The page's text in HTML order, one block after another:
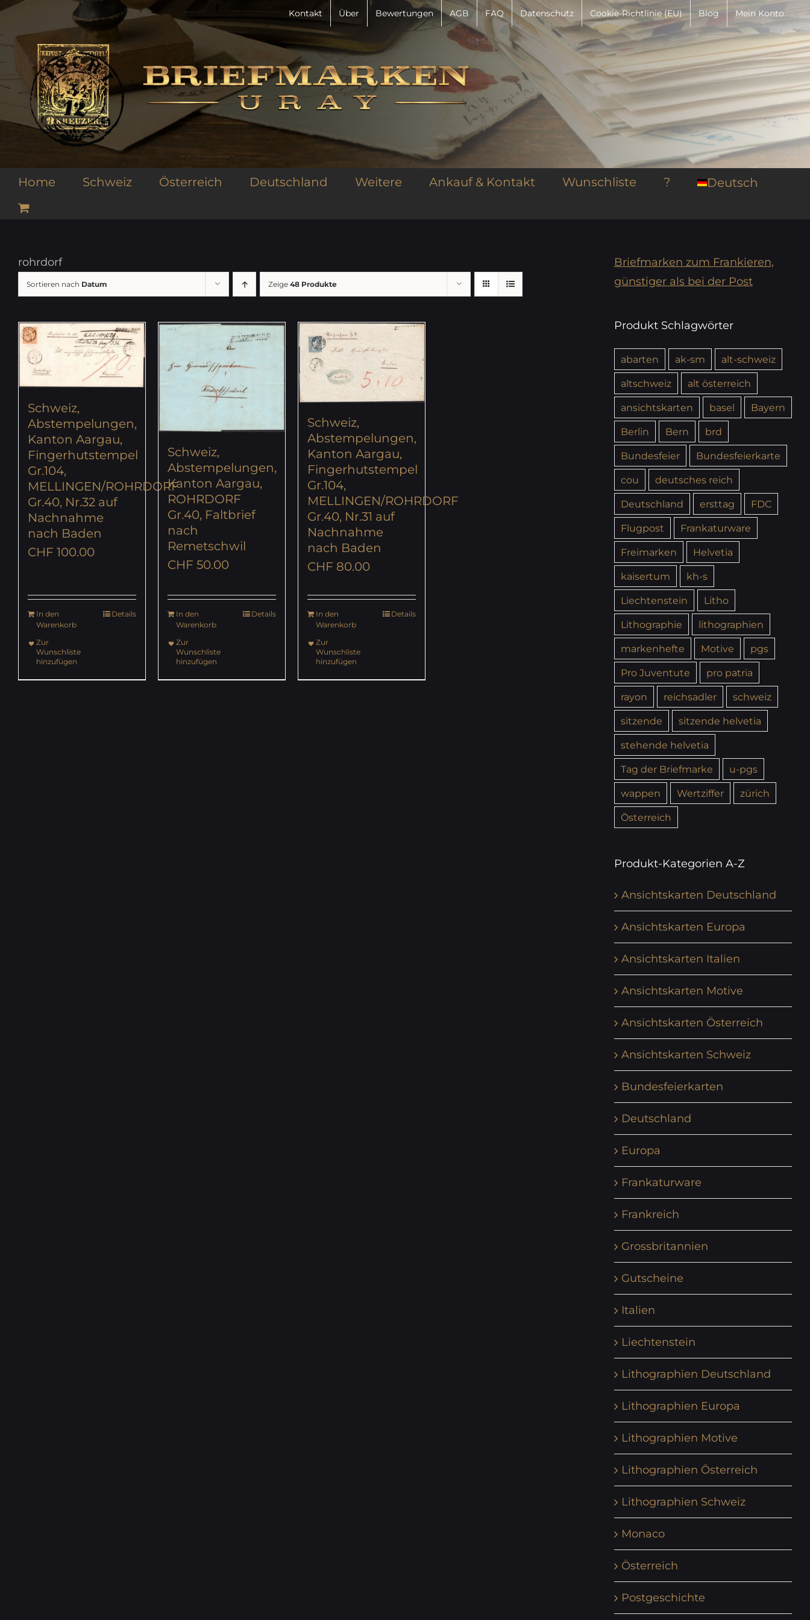
Zum
springen
Kontakt Über Bewertungen AGB FAQ Datenschutz Cookie-Richtlinie (EU) Blog Mein Konto
Home Schweiz Österreich Deutschland Weitere Ankauf & Kontakt Wunschliste ? Deutsch
rohrdorf
Sortieren nach Datum Zeige 48 Produkte
Schweiz,
Abstempelungen,
Kanton Aargau,
Fingerhutstempel
Gr.104,
MELLINGEN/ROHRDORF
Gr.40, Nr.32 auf
Nachnahme
nach Baden
CHF 100.00
In den
Warenkorb
Details
Zur
Wunschliste
hinzufügen
Schweiz,
Abstempelungen,
Kanton Aargau,
ROHRDORF
Gr.40, Faltbrief
nach
Remetschwil
CHF 50.00
In den
Warenkorb
Details
Zur
Wunschliste
hinzufügen
Schweiz,
Abstempelungen,
Kanton Aargau,
Fingerhutstempel
Gr.104,
MELLINGEN/ROHRDORF
Gr.40, Nr.31 auf
Nachnahme
nach Baden
CHF 80.00
In den
Warenkorb
Details
Zur
Wunschliste
hinzufügen
Briefmarken zum Frankieren,
günstiger als bei der Post
Produkt Schlagwörter
abarten ak-sm
alt-schweiz
altschweiz
alt österreich
ansichtskarten
basel
Bayern
Berlin
Bern
brd
Bundesfeier
Bundesfeierkarte
cou
deutsches reich
Deutschland
ersttag
FDC
Flugpost
Frankaturware
Freimarken
Helvetia
kaisertum
kh-s
Liechtenstein
Litho
Lithographie
lithographien
markenhefte
Motive
pgs
Pro Juventute
pro patria
rayon
reichsadler
schweiz
sitzende
sitzende helvetia
stehende helvetia
Tag der Briefmarke
u-pgs
wappen
Wertziffer
zürich
Österreich
Produkt-Kategorien A-Z
Ansichtskarten Deutschland
Ansichtskarten Europa
Ansichtskarten Italien
Ansichtskarten Motive
Ansichtskarten Österreich
Ansichtskarten Schweiz
Bundesfeierkarten
Deutschland
Europa
Frankaturware
Frankreich
Grossbritannien
Gutscheine
Italien
Liechtenstein
Lithographien Deutschland
Lithographien Europa
Lithographien Motive
Lithographien Österreich
Lithographien Schweiz
Monaco
Österreich
Postgeschichte